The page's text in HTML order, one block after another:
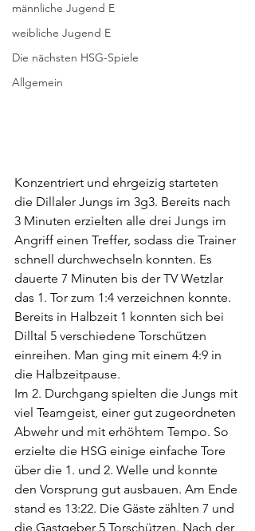
männliche Jugend E
weibliche Jugend E
Die nächsten HSG-Spiele
Allgemein
Konzentriert und ehrgeizig starteten
die Dillaler Jungs im 3g3. Bereits nach
3 Minuten erzielten alle drei Jungs im
Angriff einen Treffer, sodass die Trainer
schnell durchwechseln konnten. Es
dauerte 7 Minuten bis der TV Wetzlar
das 1. Tor zum 1:4 verzeichnen konnte.
Bereits in Halbzeit 1 konnten sich bei
Dilltal 5 verschiedene Torschützen
einreihen. Man ging mit einem 4:9 in
die Halbzeitpause.
Im 2. Durchgang spielten die Jungs mit
viel Teamgeist, einer gut zugeordneten
Abwehr und mit erhöhtem Tempo. So
erzielte die HSG einige einfache Tore
über die 1. und 2. Welle und konnte
den Vorsprung gut ausbauen. Am Ende
stand es 13:22. Die Gäste zählten 7 und
die Gastgeber 5 Torschützen. Nach der